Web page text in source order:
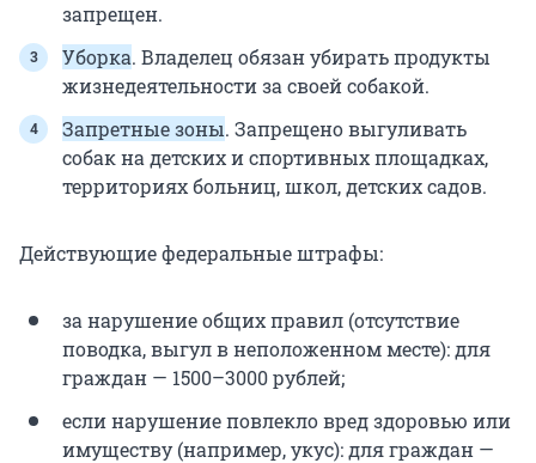
запрещен.
Уборка. Владелец обязан убирать продукты
жизнедеятельности за своей собакой.
Запретные зоны. Запрещено выгуливать
собак на детских и спортивных площадках,
территориях больниц, школ, детских садов.
Действующие федеральные штрафы:
за нарушение общих правил (отсутствие
поводка, выгул в неположенном месте): для
граждан — 1500–3000 рублей;
если нарушение повлекло вред здоровью или
имуществу (например, укус): для граждан —